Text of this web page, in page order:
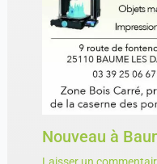
Nouveau à